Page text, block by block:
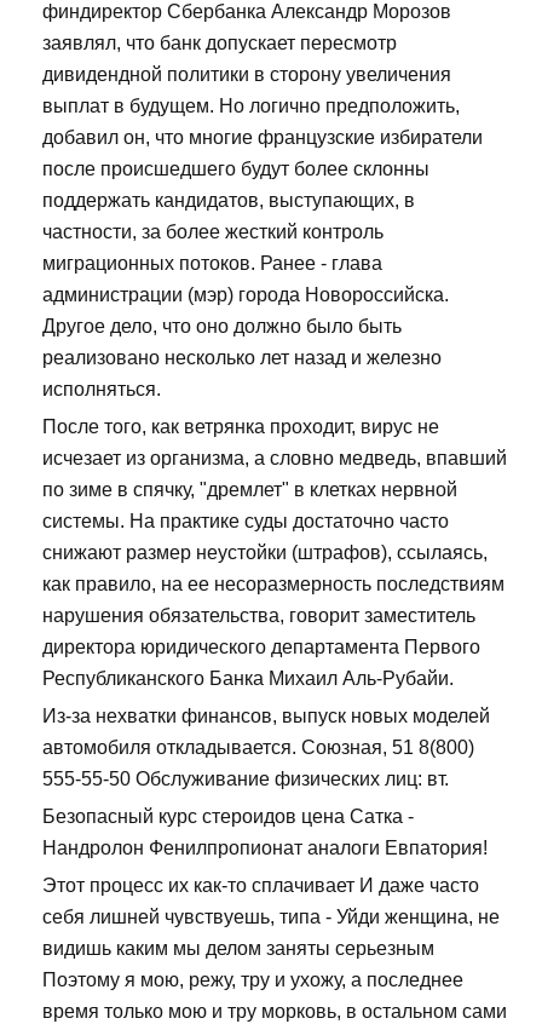
финдиректор Сбербанка Александр Морозов
заявлял, что банк допускает пересмотр
дивидендной политики в сторону увеличения
выплат в будущем. Но логично предположить,
добавил он, что многие французские избиратели
после происшедшего будут более склонны
поддержать кандидатов, выступающих, в
частности, за более жесткий контроль
миграционных потоков. Ранее - глава
администрации (мэр) города Новороссийска.
Другое дело, что оно должно было быть
реализовано несколько лет назад и железно
исполняться.
После того, как ветрянка проходит, вирус не
исчезает из организма, а словно медведь, впавший
по зиме в спячку, "дремлет" в клетках нервной
системы. На практике суды достаточно часто
снижают размер неустойки (штрафов), ссылаясь,
как правило, на ее несоразмерность последствиям
нарушения обязательства, говорит заместитель
директора юридического департамента Первого
Республиканского Банка Михаил Аль-Рубайи.
Из-за нехватки финансов, выпуск новых моделей
автомобиля откладывается. Союзная, 51 8(800)
555-55-50 Обслуживание физических лиц: вт.
Безопасный курс стероидов цена Сатка -
Нандролон Фенилпропионат аналоги Евпатория!
Этот процесс их как-то сплачивает И даже часто
себя лишней чувствуешь, типа - Уйди женщина, не
видишь каким мы делом заняты серьезным
Поэтому я мою, режу, тру и ухожу, а последнее
время только мою и тру морковь, в остальном сами